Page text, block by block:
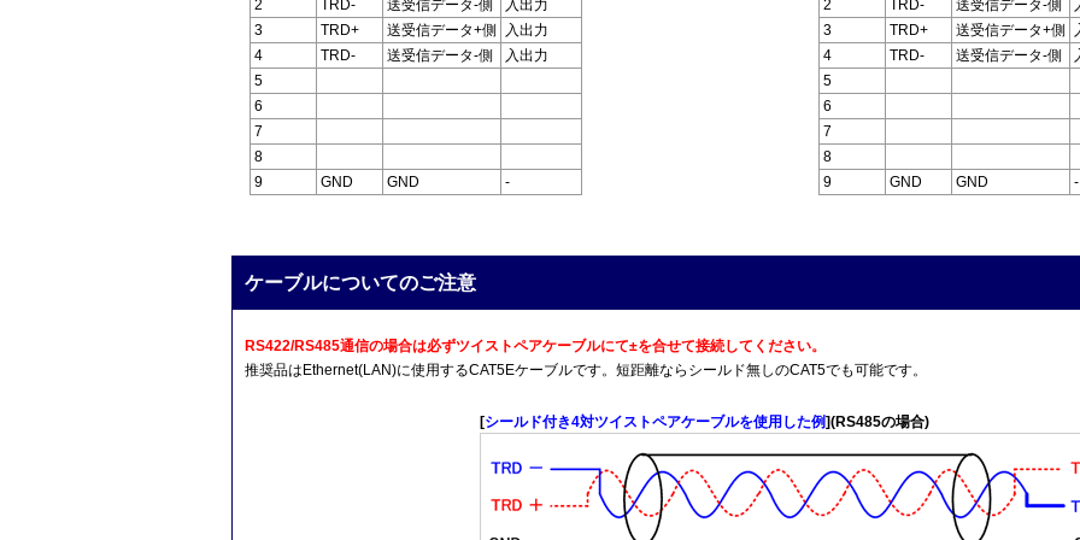
2
TRD- 送受信データ-側
入出力
3
TRD+ 送受信データ+側
入出力
4
TRD- 送受信データ-側
入出力
5
6
7
8
9
GND GND -
2
TRD- 送受信データ-側
3
TRD+ 送受信データ+側
4
TRD- 送受信データ-側
5
6
7
8
9
GND GND -
ケーブルについてのご注意
RS422/RS485通信の場合は必ずツイストペアケーブルにて±を合せて接続してください。
推奨品はEthernet(LAN)に使用するCAT5Eケーブルです。短距離ならシールド無しのCAT5でも可能です。
[シールド付き4対ツイストペアケーブルを使用した例](RS485の場合)